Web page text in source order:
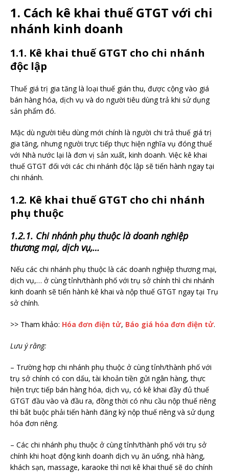
1. Cách kê khai thuế GTGT với chi
nhánh kinh doanh
1.1. Kê khai thuế GTGT cho chi nhánh
độc lập
Thuế giá trị gia tăng là loại thuế gián thu, được cộng vào giá
bán hàng hóa, dịch vụ và do người tiêu dùng trả khi sử dụng
sản phẩm đó.
Mặc dù người tiêu dùng mới chính là người chi trả thuế giá trị
gia tăng, nhưng người trực tiếp thực hiện nghĩa vụ đóng thuế
với Nhà nước lại là đơn vị sản xuất, kinh doanh. Việc kê khai
thuế GTGT đối với các chi nhánh độc lập sẽ tiến hành ngay tại
chi nhánh.
1.2. Kê khai thuế GTGT cho chi nhánh
phụ thuộc
1.2.1. Chi nhánh phụ thuộc là doanh nghiệp
thương mại, dịch vụ,…
Nếu các chi nhánh phụ thuộc là các doanh nghiệp thương mại,
dịch vụ,… ở cùng tỉnh/thành phố với trụ sở chính thì chi nhánh
kinh doanh sẽ tiến hành kê khai và nộp thuế GTGT ngay tại Trụ
sở chính.
>> Tham khảo: Hóa đơn điện tử, Báo giá hóa đơn điện tử.
Lưu ý rằng:
– Trường hợp chi nhánh phụ thuộc ở cùng tỉnh/thành phố với
trụ sở chính có con dấu, tài khoản tiền gửi ngân hàng, thực
hiện trực tiếp bán hàng hóa, dịch vụ, có kê khai đầy đủ thuế
GTGT đầu vào và đầu ra, đồng thời có nhu cầu nộp thuế riêng
thì bắt buộc phải tiến hành đăng ký nộp thuế riêng và sử dụng
hóa đơn riêng.
– Các chi nhánh phụ thuộc ở cùng tỉnh/thành phố với trụ sở
chính khi hoạt động kinh doanh dịch vụ ăn uống, nhà hàng,
khách sạn, massage, karaoke thì nơi kê khai thuế sẽ do chính